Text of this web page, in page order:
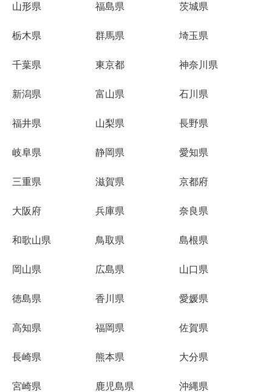
山形県 福島県 茨城県
栃木県 群馬県 埼玉県
千葉県 東京都 神奈川県
新潟県 富山県 石川県
福井県 山梨県 長野県
岐阜県 静岡県 愛知県
三重県 滋賀県 京都府
大阪府 兵庫県 奈良県
和歌山県 鳥取県 島根県
岡山県 広島県 山口県
徳島県 香川県 愛媛県
高知県 福岡県 佐賀県
長崎県 熊本県 大分県
宮崎県 鹿児島県 沖縄県